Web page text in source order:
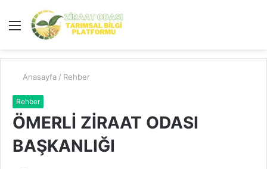
Menü
...
Anasayfa / Rehber
Rehber
ÖMERLİ ZİRAAT ODASI
BAŞKANLIĞI